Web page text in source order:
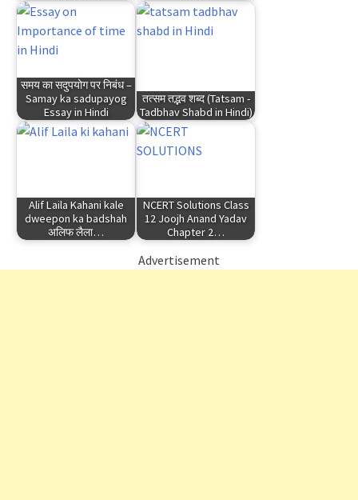
समय का सदुपयोग पर निबंध –
Samay ka sadupayog
Essay in Hindi
तत्सम तद्भव शब्द (Tatsam -
Tadbhav Shabd in Hindi)
Alif Laila Kahani kale
dweepon ka badshah
अलिफ लैला…
NCERT Solutions Class
12 Joojh Anand Yadav
Chapter 2…
Advertisement